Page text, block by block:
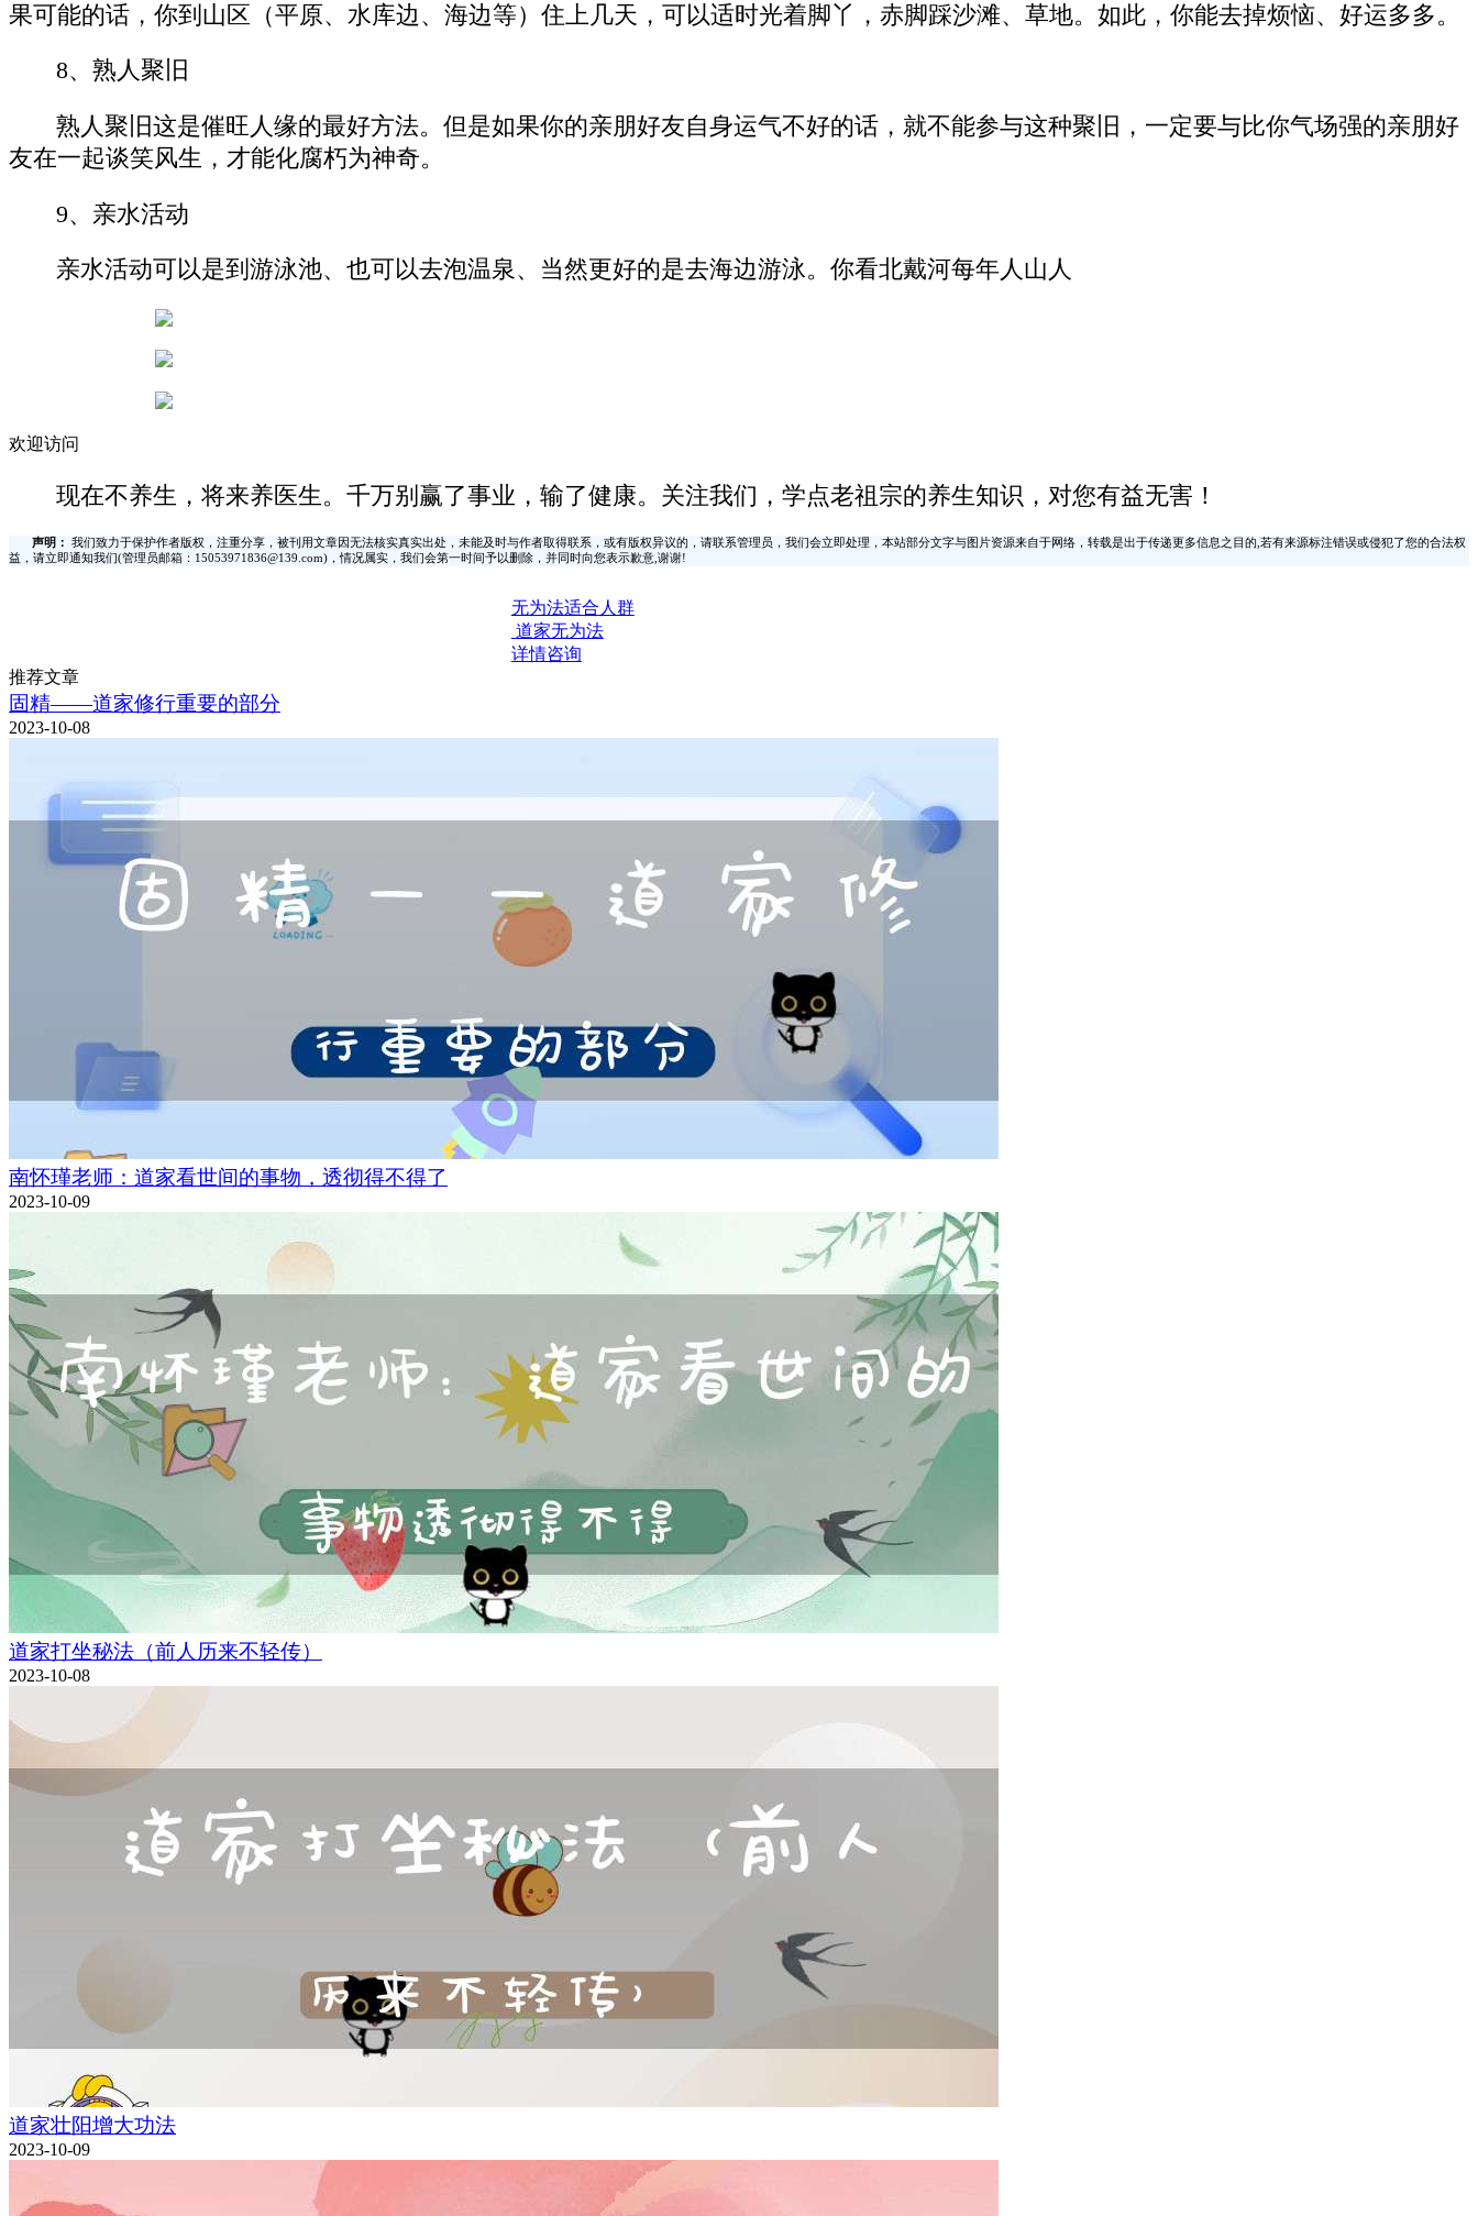
果可能的话，你到山区（平原、水库边、海边等）住上几天，可以适时光着脚丫，赤脚踩沙滩、草地。如此，你能去掉烦恼、好运多多。
8、熟人聚旧
熟人聚旧这是催旺人缘的最好方法。但是如果你的亲朋好友自身运气不好的话，就不能参与这种聚旧，一定要与比你气场强的亲朋好
友在一起谈笑风生，才能化腐朽为神奇。
9、亲水活动
亲水活动可以是到游泳池、也可以去泡温泉、当然更好的是去海边游泳。你看北戴河每年人山人
欢迎访问
现在不养生，将来养医生。千万别赢了事业，输了健康。关注我们，学点老祖宗的养生知识，对您有益无害！
声明：
我们致力于保护作者版权，注重分享，被刊用文章因无法核实真实出处，未能及时与作者取得联系，或有版权异议的，请联系管理员，我们会立即处理，本站部分文字与图片资源来自于网络，转载是出于传递更多信息之目的,若有来源标注错误或侵犯了您的合法权
益，请立即通知我们(管理员邮箱：15053971836@139.com)，情况属实，我们会第一时间予以删除，并同时向您表示歉意,谢谢!
无为法适合人群
道家无为法
详情咨询
推荐文章
固精——道家修行重要的部分
2023-10-08
南怀瑾老师：道家看世间的事物，透彻得不得了
2023-10-09
道家打坐秘法（前人历来不轻传）
2023-10-08
道家壮阳增大功法
2023-10-09